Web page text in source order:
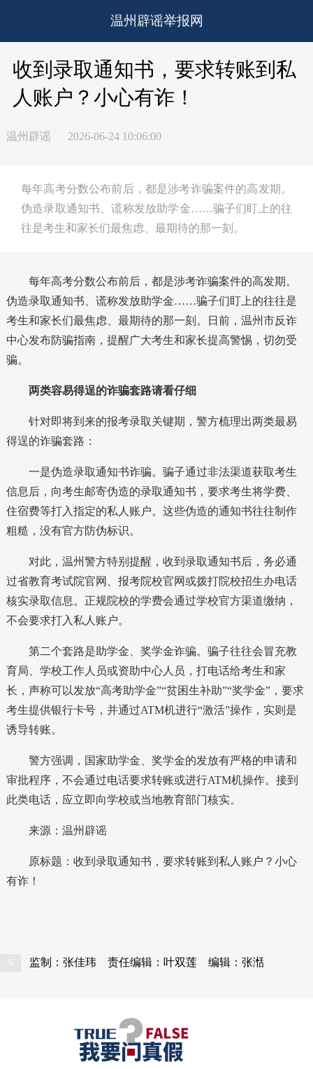
温州辟谣举报网
收到录取通知书，要求转账到私
人账户？小心有诈！
温州辟谣 2026-06-24 10:06:00
每年高考分数公布前后，都是涉考诈骗案件的高发期。
伪造录取通知书、谎称发放助学金……骗子们盯上的往
往是考生和家长们最焦虑、最期待的那一刻。
每年高考分数公布前后，都是涉考诈骗案件的高发期。
伪造录取通知书、谎称发放助学金……骗子们盯上的往往是
考生和家长们最焦虑、最期待的那一刻。日前，温州市反诈
中心发布防骗指南，提醒广大考生和家长提高警惕，切勿受
骗。
两类容易得逞的诈骗套路请看仔细
针对即将到来的报考录取关键期，警方梳理出两类最易
得逞的诈骗套路：
一是伪造录取通知书诈骗。骗子通过非法渠道获取考生
信息后，向考生邮寄伪造的录取通知书，要求考生将学费、
住宿费等打入指定的私人账户。这些伪造的通知书往往制作
粗糙，没有官方防伪标识。
对此，温州警方特别提醒，收到录取通知书后，务必通
过省教育考试院官网、报考院校官网或拨打院校招生办电话
核实录取信息。正规院校的学费会通过学校官方渠道缴纳，
不会要求打入私人账户。
第二个套路是助学金、奖学金诈骗。骗子往往会冒充教
育局、学校工作人员或资助中心人员，打电话给考生和家
长，声称可以发放“高考助学金”“贫困生补助”“奖学金”，要求
考生提供银行卡号，并通过ATM机进行“激活”操作，实则是
诱导转账。
警方强调，国家助学金、奖学金的发放有严格的申请和
审批程序，不会通过电话要求转账或进行ATM机操作。接到
此类电话，应立即向学校或当地教育部门核实。
来源：温州辟谣
原标题：收到录取通知书，要求转账到私人账户？小心
有诈！
N 监制：张佳玮 责任编辑：叶双莲 编辑：张湉